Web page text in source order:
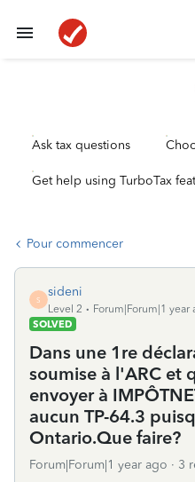
Ask tax questions
Get help using TurboTax
Pour commencer
S
sideni
Level 2
Forum|Forum|1 year
SOLVED
Dans une 1re
soumise à l'ARC et
envoyer à
aucun TP-64.3
Ontario.Que faire?
Forum|Forum|1 year ago 3